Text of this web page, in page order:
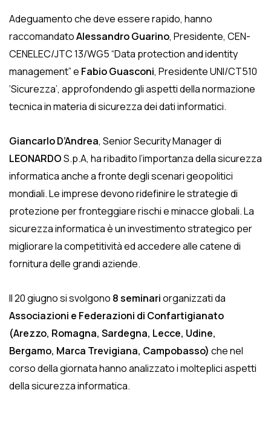
Adeguamento che deve essere rapido, hanno
raccomandatoAlessandro Guarino, Presidente, CEN-
CENELEC/JTC 13/WG5 “Data protection and identity
management” e Fabio Guasconi, Presidente UNI/CT510
‘Sicurezza’, approfondendo gli aspetti della normazione
tecnica in materia di sicurezza dei dati informatici.
Giancarlo D’Andrea, Senior Security Manager di
LEONARDOS.p.A, ha ribadito l’importanza della sicurezza
informatica anche a fronte degli scenari geopolitici
mondiali. Le imprese devono ridefinire le strategie di
protezione per fronteggiare rischi e minacce globali. La
sicurezza informatica è un investimento strategico per
migliorare la competitività ed accedere alle catene di
fornitura delle grandi aziende.
Il 20 giugno si svolgono 8 seminariorganizzati da
Associazioni e Federazioni di Confartigianato
(Arezzo, Romagna, Sardegna, Lecce, Udine,
Bergamo, Marca Trevigiana, Campobasso) che nel
corso della giornata hanno analizzato i molteplici aspetti
della sicurezza informatica.